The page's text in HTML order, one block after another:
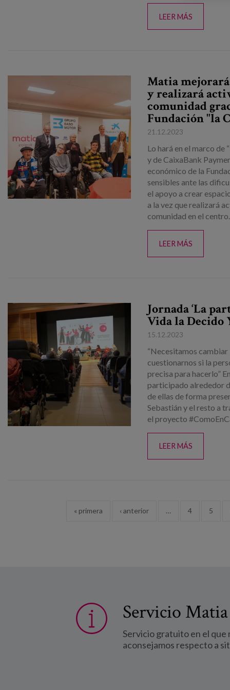
LEER MÁS
Matia
y realizará
comunidad
Fundación "la
21.12.2023
Lo hará en el marco de
y de CaixaBank
económico de la
sensibles ante las
el apoyo a crear
a la vez que realizará
comunidad en el
LEER MÁS
Jornada ‘La
Vida la Decido
15.12.2023
“Necesitamos cambiar
cuestionarnos si la
precisa para hacerlo”
participado alrededor
de ellas de forma
Sebastián y el resto a
el proyecto
LEER MÁS
« primera ‹ anterior … 4 5
Servicio
Servicio gratuito en el que
aconsejamos respecto a